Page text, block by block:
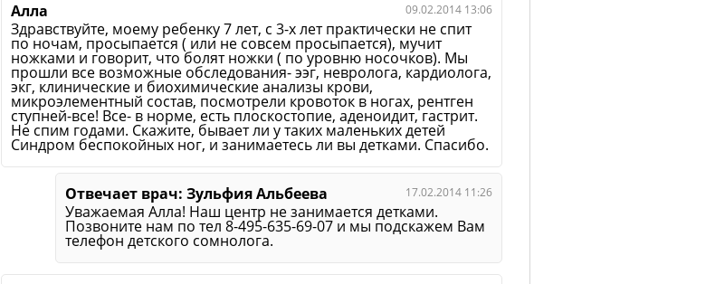
Алла 09.02.2014 13:06
Здравствуйте, моему ребенку 7 лет, с 3-х лет практически не спит
по ночам, просыпается ( или не совсем просыпается), мучит
ножками и говорит, что болят ножки ( по уровню носочков). Мы
прошли все возможные обследования- ээг, невролога, кардиолога,
экг, клинические и биохимические анализы крови,
микроэлементный состав, посмотрели кровоток в ногах, рентген
ступней-все! Все- в норме, есть плоскостопие, аденоидит, гастрит.
Не спим годами. Скажите, бывает ли у таких маленьких детей
Синдром беспокойных ног, и занимаетесь ли вы детками. Спасибо.
Отвечает врач: Зульфия Альбеева 17.02.2014 11:26
Уважаемая Алла! Наш центр не занимается детками.
Позвоните нам по тел 8-495-635-69-07 и мы подскажем Вам
телефон детского сомнолога.